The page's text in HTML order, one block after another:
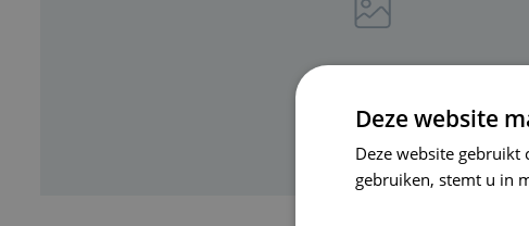
Deze website
Deze website
gebruiken, stemt u in